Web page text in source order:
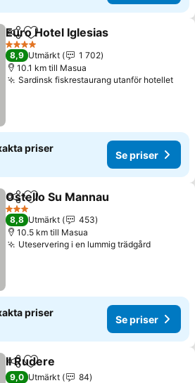
Dela Lägg till i Mina Favoriter
Euro Hotel Iglesias
4 Stjärnor
8,9 Utmärkt
1 702
10.1 km till Masua
Sardinsk fiskrestaurang utanför hotelletSe
priser
Se priser
Dela Lägg till i Mina Favoriter
Ostello Su Mannau
3 Stjärnor
8,8 Utmärkt
453
10.5 km till Masua
Uteservering i en lummig trädgårdSe
priser
Se priser
Dela Lägg till i Mina Favoriter
Il Rudere
9,0 Utmärkt
84